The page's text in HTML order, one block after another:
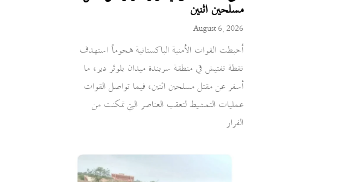
مسلحين اثنين
August 6, 2026
أحبطت القوات الأمنية الباكستانية هجوماً استهدف
نقطة تفتيش في منطقة سربندة ميدان بلوئر دير، ما
أسفر عن مقتل مسلحين اثنين، فيما تواصل القوات
عمليات التمشيط لتعقب العناصر التي تمكنت من
الفرار